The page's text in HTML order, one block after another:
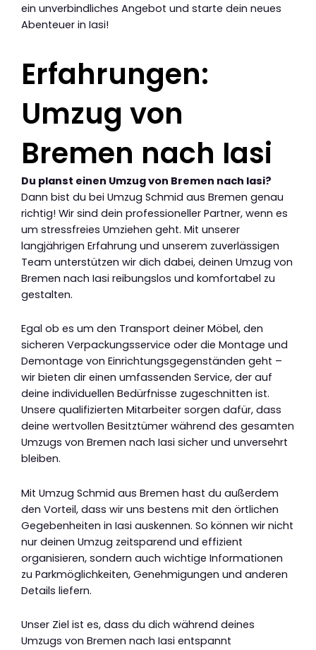
ein unverbindliches Angebot und starte dein neues
Abenteuer in Iasi!
Erfahrungen:
Umzug von
Bremen nach Iasi
Du planst einen Umzug von Bremen nach Iasi?
Dann bist du bei Umzug Schmid aus Bremen genau
richtig! Wir sind dein professioneller Partner, wenn es
um stressfreies Umziehen geht. Mit unserer
langjährigen Erfahrung und unserem zuverlässigen
Team unterstützen wir dich dabei, deinen Umzug von
Bremen nach Iasi reibungslos und komfortabel zu
gestalten.
Egal ob es um den Transport deiner Möbel, den
sicheren Verpackungsservice oder die Montage und
Demontage von Einrichtungsgegenständen geht –
wir bieten dir einen umfassenden Service, der auf
deine individuellen Bedürfnisse zugeschnitten ist.
Unsere qualifizierten Mitarbeiter sorgen dafür, dass
deine wertvollen Besitztümer während des gesamten
Umzugs von Bremen nach Iasi sicher und unversehrt
bleiben.
Mit Umzug Schmid aus Bremen hast du außerdem
den Vorteil, dass wir uns bestens mit den örtlichen
Gegebenheiten in Iasi auskennen. So können wir nicht
nur deinen Umzug zeitsparend und effizient
organisieren, sondern auch wichtige Informationen
zu Parkmöglichkeiten, Genehmigungen und anderen
Details liefern.
Unser Ziel ist es, dass du dich während deines
Umzugs von Bremen nach Iasi entspannt